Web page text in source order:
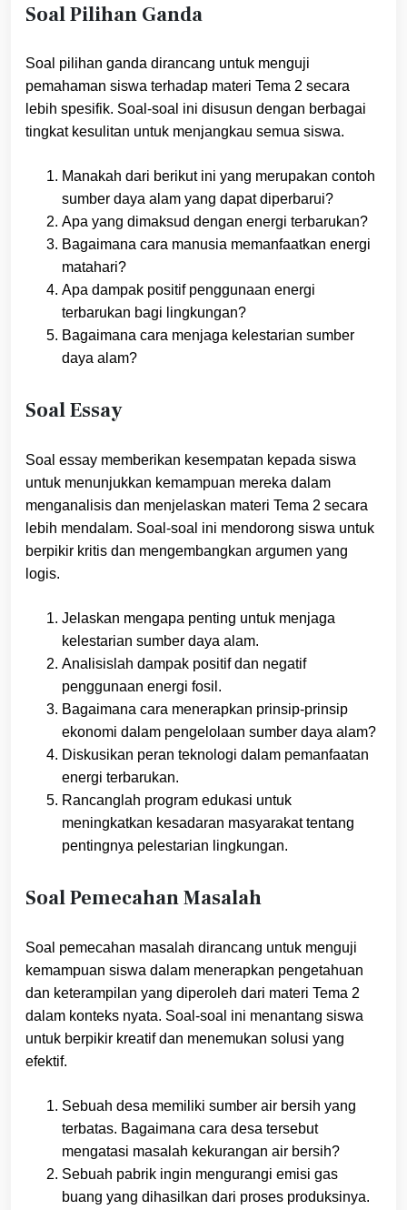
Soal Pilihan Ganda
Soal pilihan ganda dirancang untuk menguji
pemahaman siswa terhadap materi Tema 2 secara
lebih spesifik. Soal-soal ini disusun dengan berbagai
tingkat kesulitan untuk menjangkau semua siswa.
Manakah dari berikut ini yang merupakan contoh
sumber daya alam yang dapat diperbarui?
Apa yang dimaksud dengan energi terbarukan?
Bagaimana cara manusia memanfaatkan energi
matahari?
Apa dampak positif penggunaan energi
terbarukan bagi lingkungan?
Bagaimana cara menjaga kelestarian sumber
daya alam?
Soal Essay
Soal essay memberikan kesempatan kepada siswa
untuk menunjukkan kemampuan mereka dalam
menganalisis dan menjelaskan materi Tema 2 secara
lebih mendalam. Soal-soal ini mendorong siswa untuk
berpikir kritis dan mengembangkan argumen yang
logis.
Jelaskan mengapa penting untuk menjaga
kelestarian sumber daya alam.
Analisislah dampak positif dan negatif
penggunaan energi fosil.
Bagaimana cara menerapkan prinsip-prinsip
ekonomi dalam pengelolaan sumber daya alam?
Diskusikan peran teknologi dalam pemanfaatan
energi terbarukan.
Rancanglah program edukasi untuk
meningkatkan kesadaran masyarakat tentang
pentingnya pelestarian lingkungan.
Soal Pemecahan Masalah
Soal pemecahan masalah dirancang untuk menguji
kemampuan siswa dalam menerapkan pengetahuan
dan keterampilan yang diperoleh dari materi Tema 2
dalam konteks nyata. Soal-soal ini menantang siswa
untuk berpikir kreatif dan menemukan solusi yang
efektif.
Sebuah desa memiliki sumber air bersih yang
terbatas. Bagaimana cara desa tersebut
mengatasi masalah kekurangan air bersih?
Sebuah pabrik ingin mengurangi emisi gas
buang yang dihasilkan dari proses produksinya.